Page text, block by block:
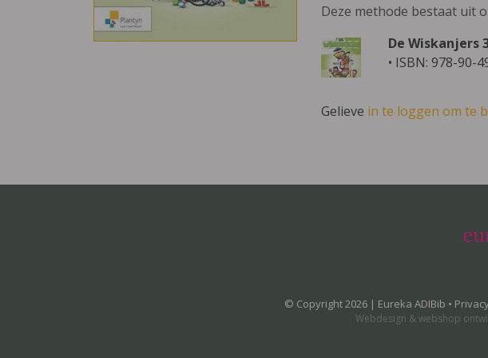
Deze methode bestaat uit
De Wiskanjers
• ISBN: 978-90-
Gelieve in te loggen om te
© Copyright 2026 | Eureka ADIBib •
Webdesign & webshop